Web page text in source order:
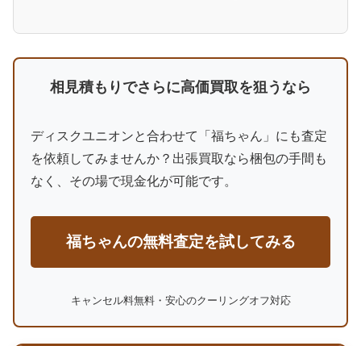
相見積もりでさらに高価買取を狙うなら
ディスクユニオンと合わせて「福ちゃん」にも査定
を依頼してみませんか？出張買取なら梱包の手間も
なく、その場で現金化が可能です。
福ちゃんの無料査定を試してみる
キャンセル料無料・安心のクーリングオフ対応